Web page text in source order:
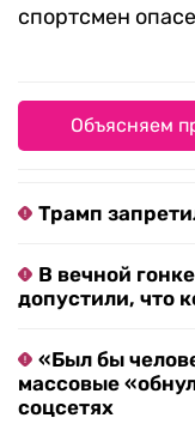
спортсмен
Объясняем
Трамп
В вечной
допустили, что
«Был бы
массовые
соцсетях